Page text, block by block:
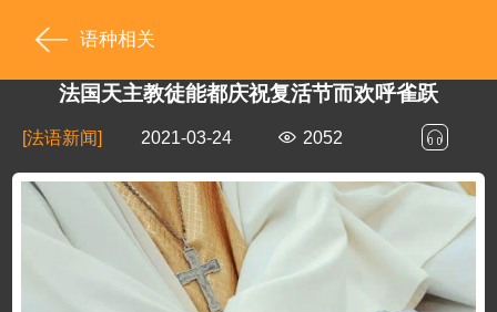
语种相关
法国天主教徒能都庆祝复活节而欢呼雀跃
[法语新闻] 2021-03-24 2052